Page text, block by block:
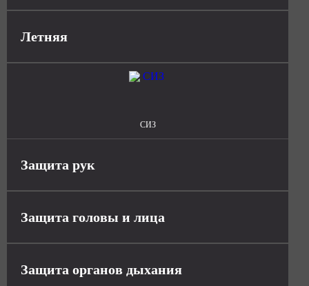
Летняя
СИЗ
Защита рук
Защита головы и лица
Защита органов дыхания